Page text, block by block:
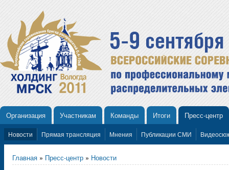
Организация Участникам Команды Итоги Пресс-центр
Новости Прямая трансляция Мнения Публикации СМИ
Главная » Пресс-центр » Новости